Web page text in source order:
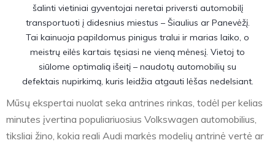
šalinti vietiniai gyventojai neretai priversti automobilį
transportuoti į didesnius miestus – Šiaulius ar Panevėžį.
Tai kainuoja papildomus pinigus tralui ir marias laiko, o
meistrų eilės kartais tęsiasi ne vieną mėnesį. Vietoj to
siūlome optimalią išeitį – naudotų automobilių su
defektais nupirkimą, kuris leidžia atgauti lėšas nedelsiant.
Mūsų ekspertai nuolat seka antrines rinkas, todėl per kelias
minutes įvertina populiariuosius Volkswagen automobilius,
tiksliai žino, kokia reali Audi markės modelių antrinė vertė ar